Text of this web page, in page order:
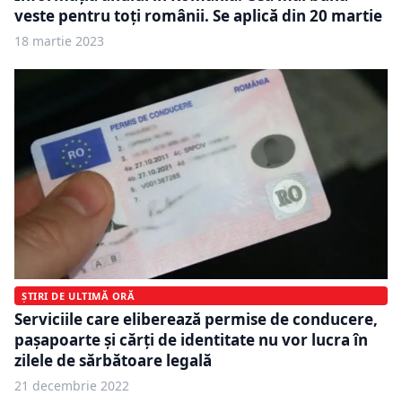
veste pentru toţi românii. Se aplică din 20 martie
18 martie 2023
ȘTIRI DE ULTIMĂ ORĂ
Serviciile care eliberează permise de conducere,
paşapoarte şi cărţi de identitate nu vor lucra în
zilele de sărbătoare legală
21 decembrie 2022